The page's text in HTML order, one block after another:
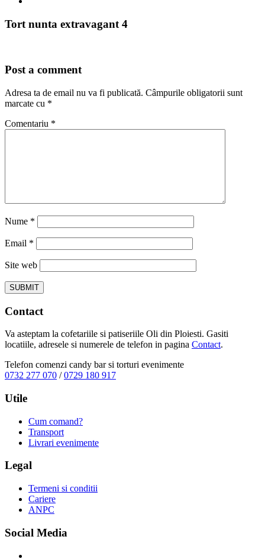
Tort nunta extravagant 4
Post a comment
Adresa ta de email nu va fi publicată. Câmpurile obligatorii sunt
marcate cu *
Comentariu *
Nume *
Email *
Site web
Contact
Va asteptam la cofetariile si patiseriile Oli din Ploiesti. Gasiti
locatiile, adresele si numerele de telefon in pagina Contact.
Telefon comenzi candy bar si torturi evenimente
0732 277 070 /0729 180 917
Utile
Cum comand?
Transport
Livrari evenimente
Legal
Termeni si conditii
Cariere
ANPC
Social Media